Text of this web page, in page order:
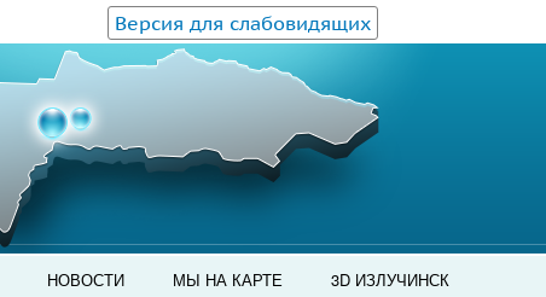
Версия для слабовидящих
НОВОСТИ МЫ НА КАРТЕ 3D ИЗЛУЧИНСК